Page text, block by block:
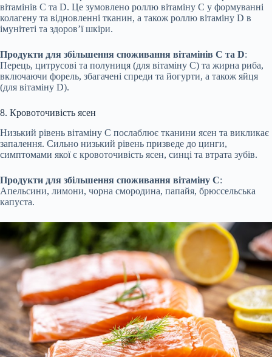
вітамінів C та D. Це зумовлено роллю вітаміну C у формуванні
колагену та відновленні тканин, а також роллю вітаміну D в
імунітеті та здоров’ї шкіри.
Продукти для збільшення споживання вітамінів C та D:
Перець, цитрусові та полуниця (для вітаміну C) та жирна риба,
включаючи форель, збагачені спреди та йогурти, а також яйця
(для вітаміну D).
8. Кровоточивість ясен
Низький рівень вітаміну C послаблює тканини ясен та викликає
запалення. Сильно низький рівень призведе до цинги,
симптомами якої є кровоточивість ясен, синці та втрата зубів.
Продукти для збільшення споживання вітаміну C:
Апельсини, лимони, чорна смородина, папайя, брюссельська
капуста.